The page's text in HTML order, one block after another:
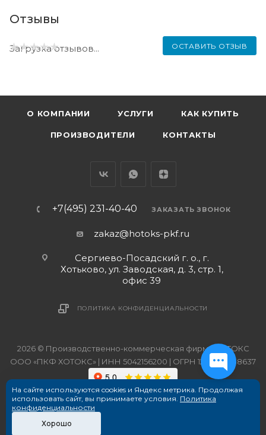
Отзывы
ОСТАВИТЬ ОТЗЫВ
Загрузка отзывов...
О КОМПАНИИ УСЛУГИ КАК КУПИТЬ
ПРОИЗВОДИТЕЛИ КОНТАКТЫ
+7(495) 231-40-40 ЗАКАЗАТЬ ЗВОНОК
zakaz@hotoks-pkf.ru
Сергиево-Посадский г. о., г.
Хотьково, ул. Заводская, д. 3, стр. 1,
офис 39
ПОЛИТИКА КОНФИДЕНЦИАЛЬНОСТИ
2026 © Производственно-коммерческая фирма ХОТОКС
ООО «ПКФ ХОТОКС» | ИНН 5042156200 | ОГРН 1215000038637
На сайте используются cookies и Яндекс метрика. Продолжая
использовать сайт, вы принимаете условия. Политика
конфиденциальности
Хорошо